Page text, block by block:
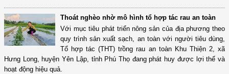
Thoát nghèo nhờ mô hình tổ hợp tác rau an toàn
Với mục tiêu phát triển nông sản của địa phương theo
quy trình sản xuất sạch, an toàn với người tiêu dùng,
Tổ hợp tác (THT) trồng rau an toàn Khu Thiện 2, xã
Hưng Long, huyện Yên Lập, tỉnh Phú Thọ đang phát huy được lợi thế và
hoạt động hiệu quả.